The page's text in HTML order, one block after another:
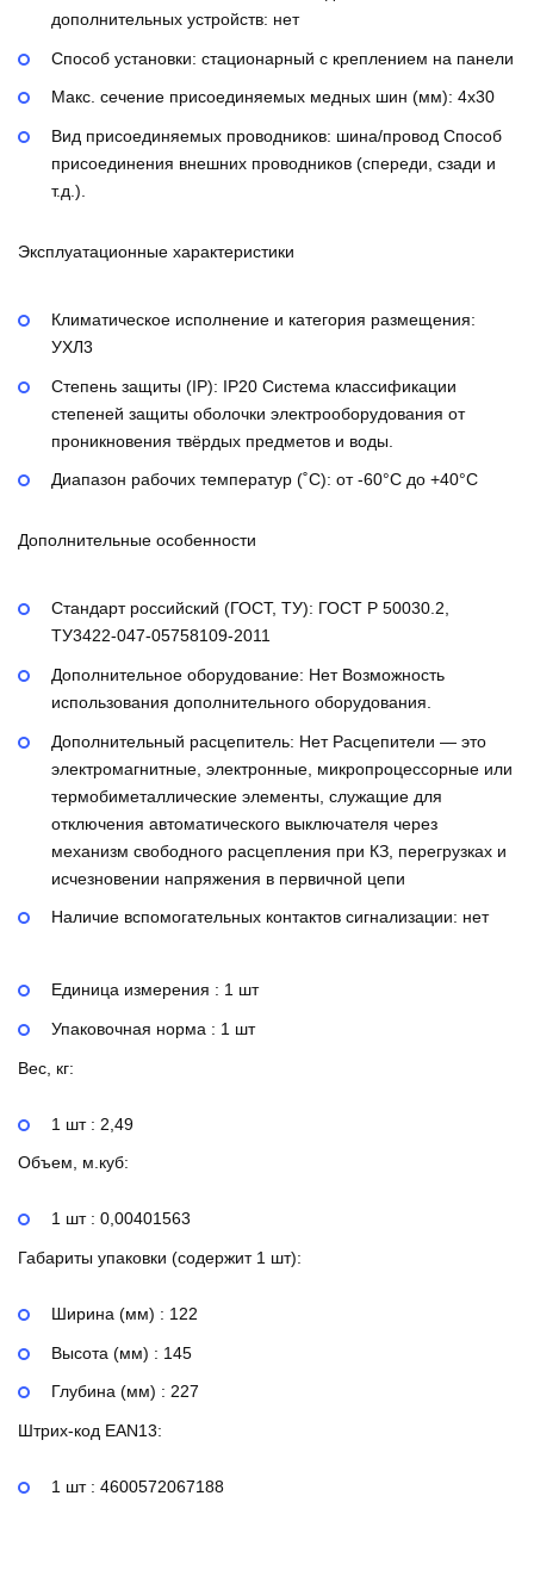
дополнительных устройств: нет
Способ установки: стационарный с креплением на панели
Макс. сечение присоединяемых медных шин (мм): 4х30
Вид присоединяемых проводников: шина/провод Способ
присоединения внешних проводников (спереди, сзади и
т.д.).
Эксплуатационные характеристики
Климатическое исполнение и категория размещения:
УХЛ3
Степень защиты (IP): IP20 Система классификации
степеней защиты оболочки электрооборудования от
проникновения твёрдых предметов и воды.
Диапазон рабочих температур (˚С): от -60°С до +40°С
Дополнительные особенности
Стандарт российский (ГОСТ, ТУ): ГОСТ Р 50030.2,
ТУ3422-047-05758109-2011
Дополнительное оборудование: Нет Возможность
использования дополнительного оборудования.
Дополнительный расцепитель: Нет Расцепители — это
электромагнитные, электронные, микропроцессорные или
термобиметаллические элементы, служащие для
отключения автоматического выключателя через
механизм свободного расцепления при КЗ, перегрузках и
исчезновении напряжения в первичной цепи
Наличие вспомогательных контактов сигнализации: нет
Единица измерения : 1 шт
Упаковочная норма : 1 шт
Вес, кг:
1 шт : 2,49
Объем, м.куб:
1 шт : 0,00401563
Габариты упаковки (содержит 1 шт):
Ширина (мм) : 122
Высота (мм) : 145
Глубина (мм) : 227
Штрих-код EAN13:
1 шт : 4600572067188